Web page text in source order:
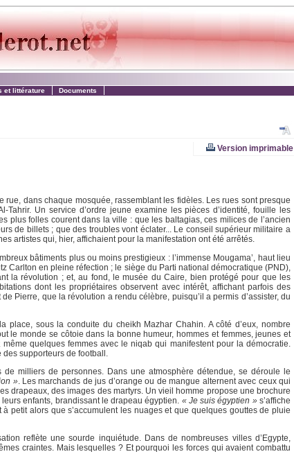
et littérature Documents
Version imprimable
rue, dans chaque mosquée, rassemblant les fidèles. Les rues sont presque
Un service d’ordre jeune examine les pièces d’identité, fouille les
plus folles courent dans la ville : que les baltagias, ces milices de l’ancien
de billets ; que des troubles vont éclater... Le conseil supérieur militaire a
artistes qui, hier, affichaient pour la manifestation ont été arrêtés.
bâtiments plus ou moins prestigieux : l’immense Mougama’, haut lieu
Carlton en pleine réfection ; le siège du Parti national démocratique (PND),
la révolution ; et, au fond, le musée du Caire, bien protégé pour que les
dont les propriétaires observent avec intérêt, affichant parfois des
Pierre, que la révolution a rendu célèbre, puisqu’il a permis d’assister, du
place, sous la conduite du cheikh Mazhar Chahin. A côté d’eux, nombre
le monde se côtoie dans la bonne humeur, hommes et femmes, jeunes et
quelques femmes avec le niqab qui manifestent pour la démocratie.
supporteurs de football.
milliers de personnes. Dans une atmosphère détendue, se déroule le
». Les marchands de jus d’orange ou de mangue alternent avec ceux qui
drapeaux, des images des martyrs. Un vieil homme propose une brochure
enfants, brandissant le drapeau égyptien. « Je suis égyptien »s’affiche
petit alors que s’accumulent les nuages et que quelques gouttes de pluie
reflète une sourde inquiétude. Dans de nombreuses villes d’Egypte,
craintes. Mais lesquelles ? Et pourquoi les forces qui avaient combattu